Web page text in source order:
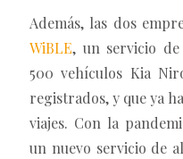
Además, las dos
WiBLE, un servicio
500 vehículos Kia
registrados, y que ya
viajes. Con la
un nuevo servicio de